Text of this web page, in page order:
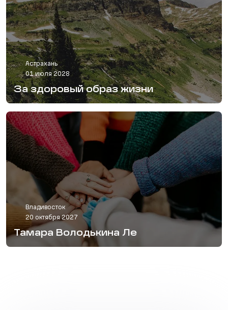
Астрахань
01 июля 2028
За здоровый образ жизни
Владивосток
20 октября 2027
Тамара Володькина Ле